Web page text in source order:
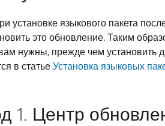
установке языкового пакета
это обновление. Таким
нужны, прежде чем установить
в статьеУстановка языковых
1. Центр